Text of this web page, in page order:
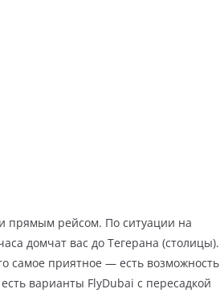
прямым рейсом. По ситуации на
домчат вас до Тегерана (столицы).
самое приятное — есть возможность
варианты FlyDubai с пересадкой